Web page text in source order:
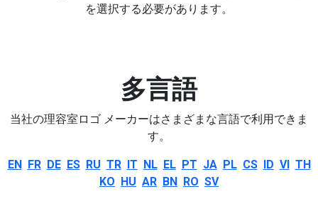
を選択する必要があります。
多言語
当社の理容室ロゴ メーカーはさまざまな言語で利用できま
す。
EN FR DE ES RU TR IT NL EL PT JA PL CS ID VI TH
KO HU AR BN RO SV